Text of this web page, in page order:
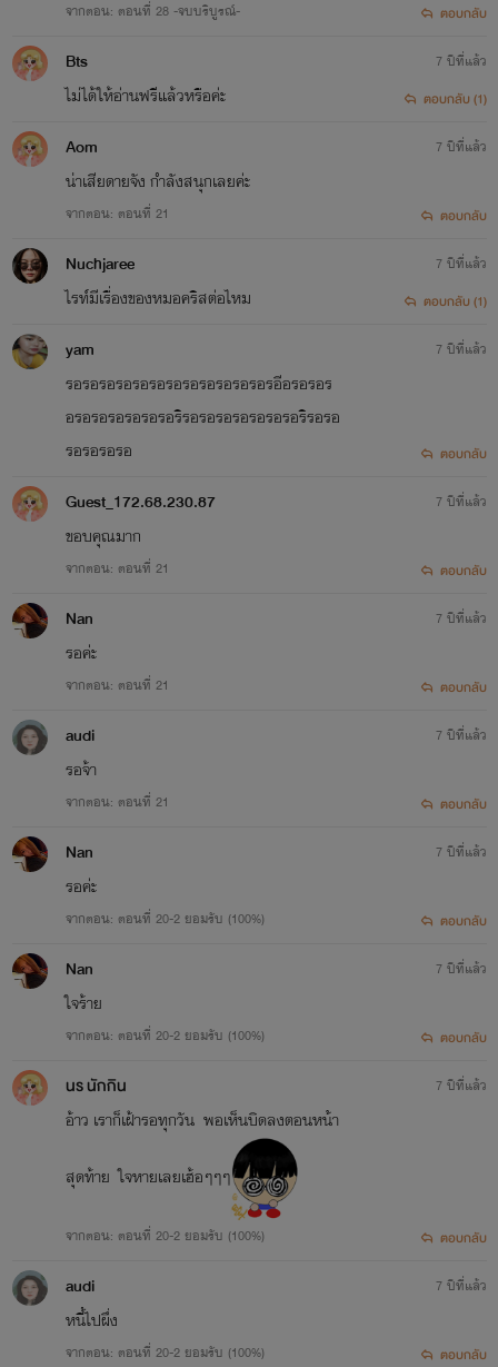
จากตอน: ตอนที่ 28 -จบบริบูรณ์- ตอบกลับ
Bts
ไม่ได้ให้อ่านฟรีแล้วหรือค่ะ
7 ปีที่แล้ว
ตอบกลับ (1)
Aom
น่าเสียดายจัง กำลังสนุกเลยค่ะ
จากตอน: ตอนที่ 21
7 ปีที่แล้ว
ตอบกลับ
Nuchjaree
ไรท์มีเรื่องของหมอคริสต่อไหม
7 ปีที่แล้ว
ตอบกลับ (1)
yam
รอรอรอรอรอรอรอรอรอรอรอรอรอีอรอรอร
อรอรอรอรอรอรอริรอรอรอรอรอรอรอริรอรอ
รอรอรอรอ
7 ปีที่แล้ว
ตอบกลับ
Guest_172.68.230.87
ขอบคุณมาก
จากตอน: ตอนที่ 21
7 ปีที่แล้ว
ตอบกลับ
Nan
รอค่ะ
จากตอน: ตอนที่ 21
7 ปีที่แล้ว
ตอบกลับ
audi
รอจ้า
จากตอน: ตอนที่ 21
7 ปีที่แล้ว
ตอบกลับ
Nan
รอค่ะ
จากตอน: ตอนที่ 20-2 ยอมรับ (100%)
7 ปีที่แล้ว
ตอบกลับ
Nan
ใจร้าย
จากตอน: ตอนที่ 20-2 ยอมรับ (100%)
7 ปีที่แล้ว
ตอบกลับ
นร นักกิน
อ้าว เราก็เฝ้ารอทุกวัน พอเห็นบิดลงตอนหน้า
สุดท้าย ใจหายเลยเฮ้อๆๆๆ
จากตอน: ตอนที่ 20-2 ยอมรับ (100%)
7 ปีที่แล้ว
ตอบกลับ
audi
หนี้ไปผึ่ง
จากตอน: ตอนที่ 20-2 ยอมรับ (100%)
7 ปีที่แล้ว
ตอบกลับ